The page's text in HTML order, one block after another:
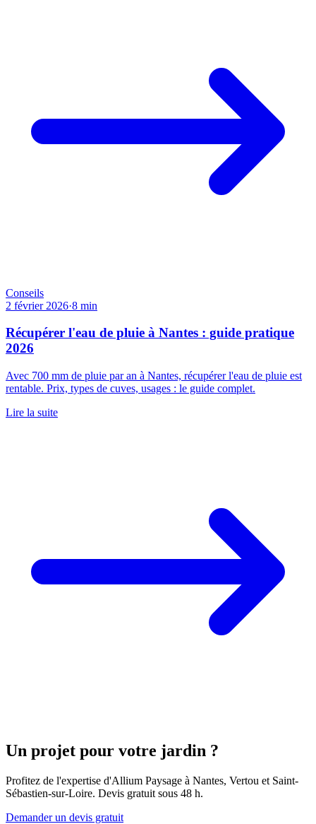
Conseils
2 février 2026·8 min
Récupérer l'eau de pluie à Nantes : guide pratique
2026
Avec 700 mm de pluie par an à Nantes, récupérer l'eau de pluie est
rentable. Prix, types de cuves, usages : le guide complet.
Lire la suite
Un projet pour votre jardin ?
Profitez de l'expertise d'Allium Paysage à Nantes, Vertou et Saint-
Sébastien-sur-Loire. Devis gratuit sous 48 h.
Demander un devis gratuit